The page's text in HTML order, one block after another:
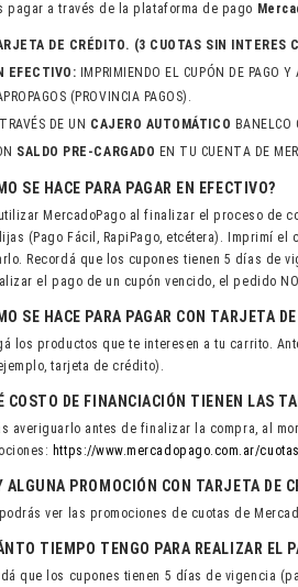
pagar a través de la plataforma de pago
DE CRÉDITO. (3 CUOTAS SIN INTERES
EFECTIVO: IMPRIMIENDO EL CUPÓN DE PAGO
(PROVINCIA PAGOS).
DE UN CAJERO AUTOMÁTICO BANELCO
SALDO PRE-CARGADO EN TU CUENTA DE
SE HACE PARA PAGAR EN EFECTIVO?
MercadoPago al finalizar el proceso de
(Pago Fácil, RapiPago, etcétera). Imprimí
Recordá que los cupones tienen 5 días de
el pago de un cupón vencido, el pedido
SE HACE PARA PAGAR CON TARJETA
los productos que te interesen a tu carrito.
tarjeta de crédito).
COSTO DE FINANCIACIÓN TIENEN LAS
averiguarlo antes de finalizar la compra, al
https://www.mercadopago.com.ar/cuotas
ALGUNA PROMOCIÓN CON TARJETA DE
ver las promociones de cuotas de
TIEMPO TENGO PARA REALIZAR EL
que los cupones tienen 5 días de vigencia